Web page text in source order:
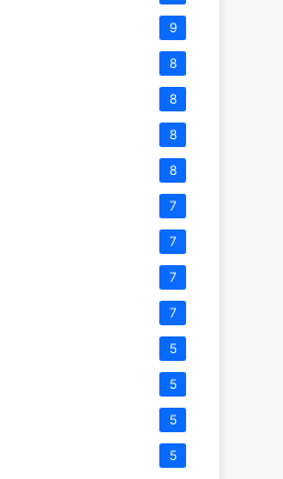
9
8
8
8
8
7
7
7
7
5
5
5
5